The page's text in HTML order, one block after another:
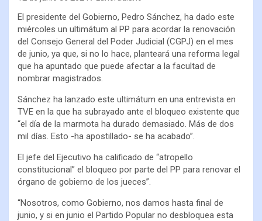
El presidente del Gobierno, Pedro Sánchez, ha dado este
miércoles un ultimátum al PP para acordar la renovación
del Consejo General del Poder Judicial (CGPJ) en el mes
de junio, ya que, si no lo hace, planteará una reforma legal
que ha apuntado que puede afectar a la facultad de
nombrar magistrados.
Sánchez ha lanzado este ultimátum en una entrevista en
TVE en la que ha subrayado ante el bloqueo existente que
“el día de la marmota ha durado demasiado. Más de dos
mil días. Esto -ha apostillado- se ha acabado”.
El jefe del Ejecutivo ha calificado de “atropello
constitucional” el bloqueo por parte del PP para renovar el
órgano de gobierno de los jueces”.
“Nosotros, como Gobierno, nos damos hasta final de
junio, y si en junio el Partido Popular no desbloquea esta